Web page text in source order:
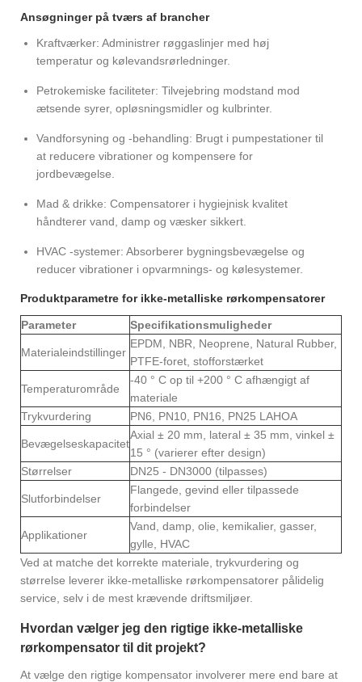
Ansøgninger på tværs af brancher
Kraftværker: Administrer røggaslinjer med høj
temperatur og kølevandsrørledninger.
Petrokemiske faciliteter: Tilvejebring modstand mod
ætsende syrer, opløsningsmidler og kulbrinter.
Vandforsyning og -behandling: Brugt i pumpestationer til
at reducere vibrationer og kompensere for
jordbevægelse.
Mad & drikke: Compensatorer i hygiejnisk kvalitet
håndterer vand, damp og væsker sikkert.
HVAC -systemer: Absorberer bygningsbevægelse og
reducer vibrationer i opvarmnings- og kølesystemer.
Produktparametre for ikke-metalliske rørkompensatorer
Parameter Specifikationsmuligheder
Materialeindstillinger
EPDM, NBR, Neoprene, Natural Rubber,
PTFE-foret, stofforstærket
Temperaturområde
-40 ° C op til +200 ° C afhængigt af
materiale
Trykvurdering
PN6, PN10, PN16, PN25 LAHOA
Bevægelseskapacitet
Axial ± 20 mm, lateral ± 35 mm, vinkel ±
15 ° (varierer efter design)
Størrelser
DN25 - DN3000 (tilpasses)
Slutforbindelser
Flangede, gevind eller tilpassede
forbindelser
Applikationer
Vand, damp, olie, kemikalier, gasser,
gylle, HVAC
Ved at matche det korrekte materiale, trykvurdering og
størrelse leverer ikke-metalliske rørkompensatorer pålidelig
service, selv i de mest krævende driftsmiljøer.
Hvordan vælger jeg den rigtige ikke-metalliske
rørkompensator til dit projekt?
At vælge den rigtige kompensator involverer mere end bare at